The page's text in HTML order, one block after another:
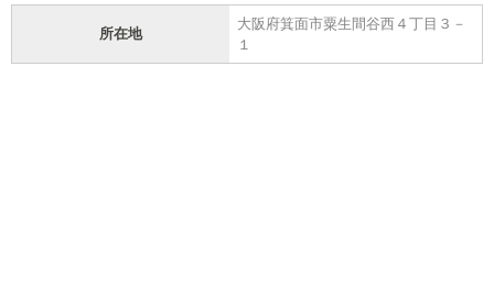
所在地
大阪府箕面市粟生間谷西４丁目３－
１